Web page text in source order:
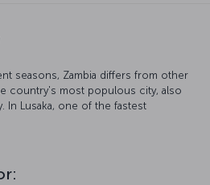
seasons, Zambia differs from other
country's most populous city, also
In Lusaka, one of the fastest
culture.